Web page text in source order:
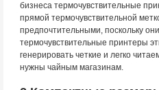
бизнеса термочувствительные
прямой термочувствительной
предпочтительными, поскольку
термочувствительные принтеры
генерировать четкие и легко
нужны чайным магазинам.